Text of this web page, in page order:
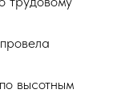
высотным